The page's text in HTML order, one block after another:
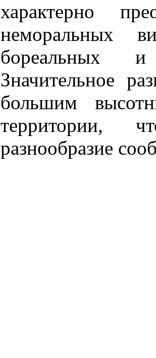
характерно
неморальных
бореальных и
Значительное
большим
территории,
разнообразие